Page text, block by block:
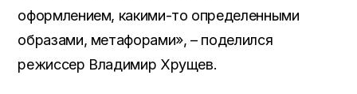
оформлением, какими-то определенными
образами, метафорами», – поделился
режиссер Владимир Хрущев.